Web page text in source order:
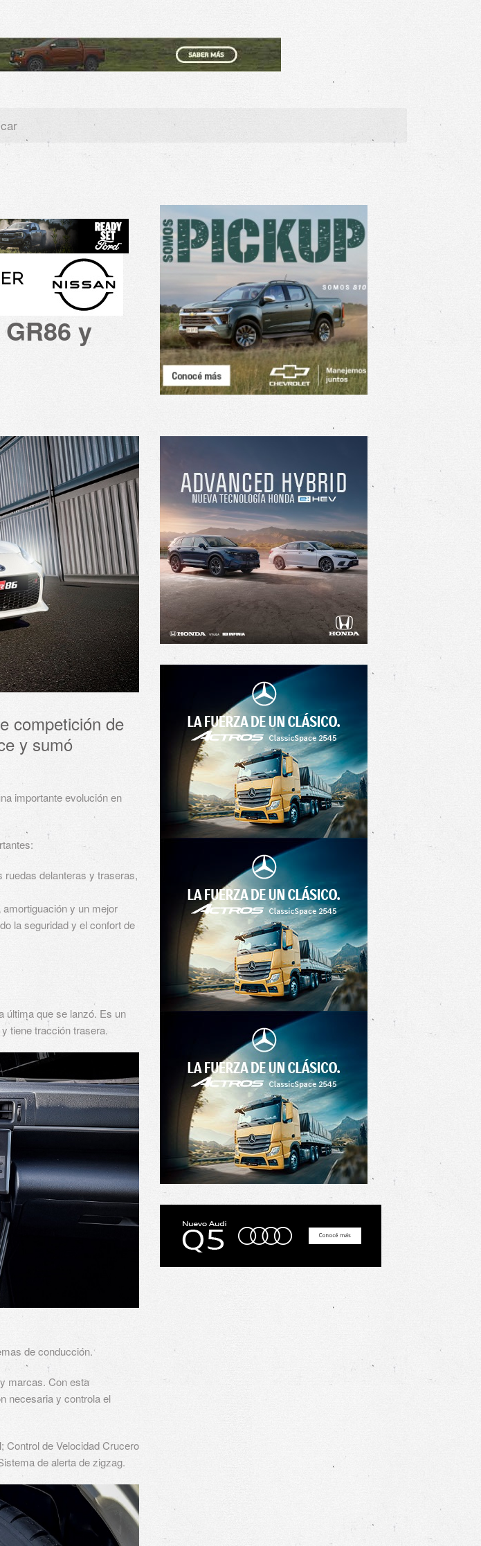
y
competición de
y sumó
importante evolución en
delanteras y traseras,
y un mejor
la seguridad y el confort de
última que se lanzó. Es un
tiene tracción trasera.
de conducción.
marcas. Con esta
necesaria y controla el
Control de Velocidad Crucero
de alerta de zigzag.